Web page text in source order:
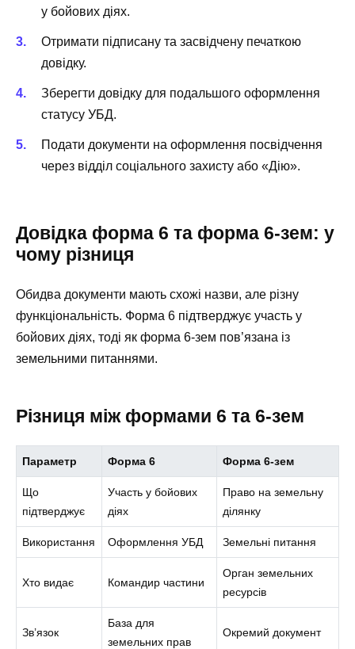
у бойових діях.
Отримати підписану та засвідчену печаткою
довідку.
Зберегти довідку для подальшого оформлення
статусу УБД.
Подати документи на оформлення посвідчення
через відділ соціального захисту або «Дію».
Довідка форма 6 та форма 6-зем: у
чому різниця
Обидва документи мають схожі назви, але різну
функціональність. Форма 6 підтверджує участь у
бойових діях, тоді як форма 6-зем пов’язана із
земельними питаннями.
Різниця між формами 6 та 6-зем
Параметр Форма 6 Форма 6-зем
Що
підтверджує
Участь у бойових
діях
Право на земельну
ділянку
Використання Оформлення УБД Земельні питання
Хто видає Командир частини
Орган земельних
ресурсів
Зв’язок
База для
земельних прав
Окремий документ